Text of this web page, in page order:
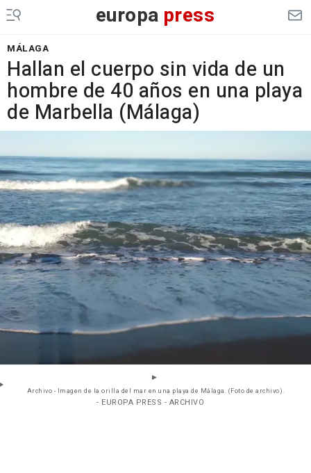
europa press
MÁLAGA
Hallan el cuerpo sin vida de un
hombre de 40 años en una playa
de Marbella (Málaga)
Archivo - Imagen de la orilla del mar en una playa de Málaga. (Foto de archivo).
- EUROPA PRESS - ARCHIVO